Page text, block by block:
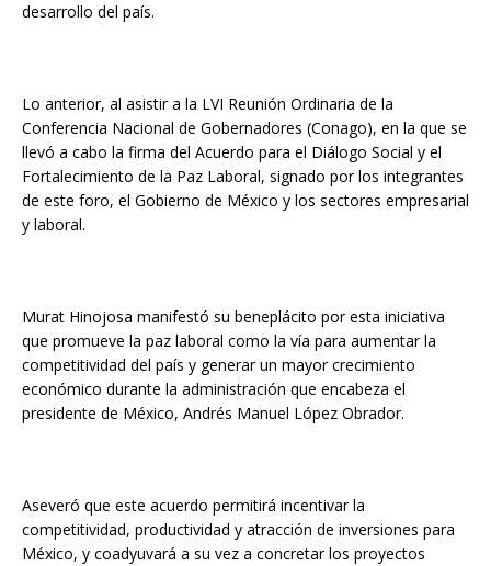
desarrollo del país.
Lo anterior, al asistir a la LVI Reunión Ordinaria de la
Conferencia Nacional de Gobernadores (Conago), en la que se
llevó a cabo la firma del Acuerdo para el Diálogo Social y el
Fortalecimiento de la Paz Laboral, signado por los integrantes
de este foro, el Gobierno de México y los sectores empresarial
y laboral.
Murat Hinojosa manifestó su beneplácito por esta iniciativa
que promueve la paz laboral como la vía para aumentar la
competitividad del país y generar un mayor crecimiento
económico durante la administración que encabeza el
presidente de México, Andrés Manuel López Obrador.
Aseveró que este acuerdo permitirá incentivar la
competitividad, productividad y atracción de inversiones para
México, y coadyuvará a su vez a concretar los proyectos